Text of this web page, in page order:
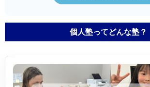
個人塾ってどんな塾？